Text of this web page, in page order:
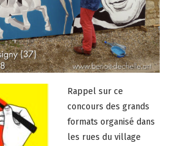
Rappel sur ce
concours des grands
formats organisé dans
les rues du village